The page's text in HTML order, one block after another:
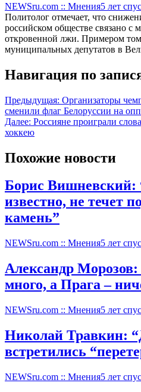
NEWSru.com :: Мнения5 лет
Политолог отмечает, что
российском обществе связано с
откровенной лжи. Примером
муниципальных депутатов в
Навигация по
Предыдущая: Организаторы
сменили флаг Белоруссии на
Далее: Россияне проиграли
хоккею
Похожие новости
Борис Вишневский:
известно, не течет
камень”
NEWSru.com :: Мнения5 лет
Александр
много, а Прага –
NEWSru.com :: Мнения5 лет
Николай Травкин:
встретились
NEWSru.com :: Мнения5 лет